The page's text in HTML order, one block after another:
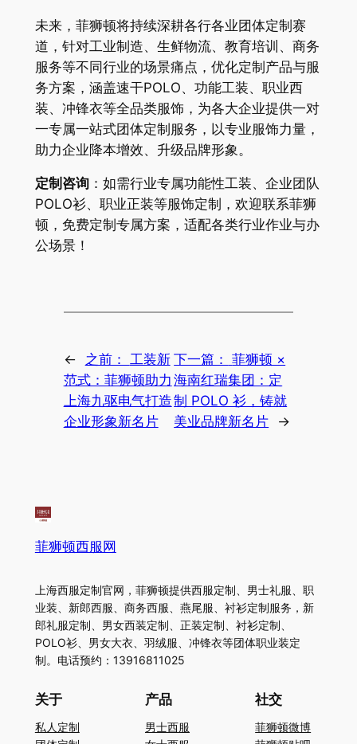
未来，菲狮顿将持续深耕各行各业团体定制赛
道，针对工业制造、生鲜物流、教育培训、商务
服务等不同行业的场景痛点，优化定制产品与服
务方案，涵盖速干POLO、功能工装、职业西
装、冲锋衣等全品类服饰，为各大企业提供一对
一专属一站式团体定制服务，以专业服饰力量，
助力企业降本增效、升级品牌形象。
定制咨询：如需行业专属功能性工装、企业团队
POLO衫、职业正装等服饰定制，欢迎联系菲狮
顿，免费定制专属方案，适配各类行业作业与办
公场景！
← 之前： 工装新
范式：菲狮顿助力
上海九驱电气打造
企业形象新名片
下一篇：
菲狮顿 ×
海南红瑞集团：定
制 POLO 衫，铸就
美业品牌新名片
→
菲狮顿西服网
上海西服定制官网，菲狮顿提供西服定制、男士礼服、职
业装、新郎西服、商务西服、燕尾服、衬衫定制服务，新
郎礼服定制、男女西装定制、正装定制、衬衫定制、
POLO衫、男女大衣、羽绒服、冲锋衣等团体职业装定
制。电话预约：13916811025
关于
私人定制
产品
男士西服
社交
菲狮顿微博